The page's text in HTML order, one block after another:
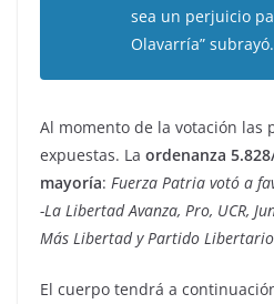
sea un perjuicio
Olavarría” subrayó.
Al momento de la votación las
expuestas. La ordenanza
mayoría: Fuerza Patria votó a
-La Libertad Avanza, Pro, UCR,
Más Libertad y Partido
El cuerpo tendrá a